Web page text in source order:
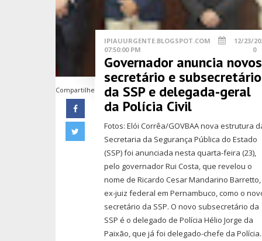
Compartilhe
IPIAUURGENTE.BLOGSPOT.COM
12/23/
07:50:00 PM
0
Governador anuncia novos
secretário e subsecretário
da SSP e delegada-geral
da Polícia Civil
Fotos: Elói Corrêa/GOVBAA nova estrutura
Secretaria da Segurança Pública do Estado
(SSP) foi anunciada nesta quarta-feira (23),
pelo governador Rui Costa, que revelou o
nome de Ricardo Cesar Mandarino Barretto,
ex-juiz federal em Pernambuco, como o
secretário da SSP. O novo subsecretário da
SSP é o delegado de Polícia Hélio Jorge da
Paixão, que já foi delegado-chefe da